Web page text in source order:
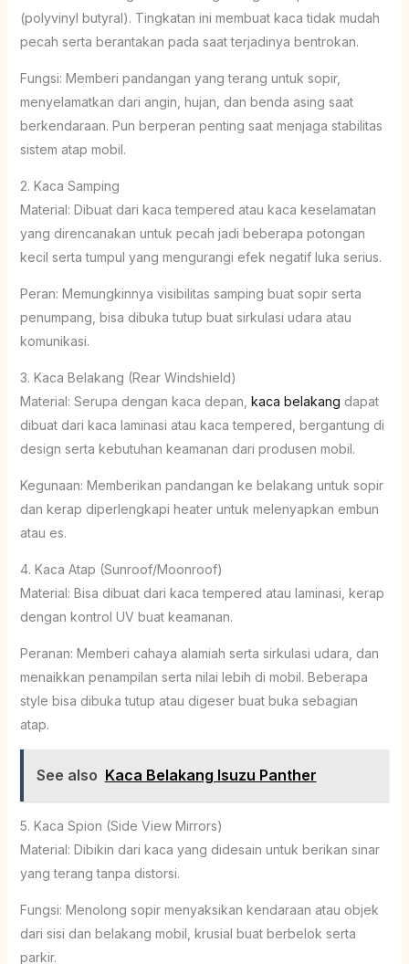
(polyvinyl butyral). Tingkatan ini membuat kaca tidak mudah
pecah serta berantakan pada saat terjadinya bentrokan.
Fungsi: Memberi pandangan yang terang untuk sopir,
menyelamatkan dari angin, hujan, dan benda asing saat
berkendaraan. Pun berperan penting saat menjaga stabilitas
sistem atap mobil.
2. Kaca Samping
Material: Dibuat dari kaca tempered atau kaca keselamatan
yang direncanakan untuk pecah jadi beberapa potongan
kecil serta tumpul yang mengurangi efek negatif luka serius.
Peran: Memungkinnya visibilitas samping buat sopir serta
penumpang, bisa dibuka tutup buat sirkulasi udara atau
komunikasi.
3. Kaca Belakang (Rear Windshield)
Material: Serupa dengan kaca depan, kaca belakang dapat
dibuat dari kaca laminasi atau kaca tempered, bergantung di
design serta kebutuhan keamanan dari produsen mobil.
Kegunaan: Memberikan pandangan ke belakang untuk sopir
dan kerap diperlengkapi heater untuk melenyapkan embun
atau es.
4. Kaca Atap (Sunroof/Moonroof)
Material: Bisa dibuat dari kaca tempered atau laminasi, kerap
dengan kontrol UV buat keamanan.
Peranan: Memberi cahaya alamiah serta sirkulasi udara, dan
menaikkan penampilan serta nilai lebih di mobil. Beberapa
style bisa dibuka tutup atau digeser buat buka sebagian
atap.
See also Kaca Belakang Isuzu Panther
5. Kaca Spion (Side View Mirrors)
Material: Dibikin dari kaca yang didesain untuk berikan sinar
yang terang tanpa distorsi.
Fungsi: Menolong sopir menyaksikan kendaraan atau objek
dari sisi dan belakang mobil, krusial buat berbelok serta
parkir.